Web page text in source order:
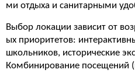
ми отдыха и санитарными
Выбор локации зависит от
ых приоритетов:
школьников, исторические
Комбинирование посещений